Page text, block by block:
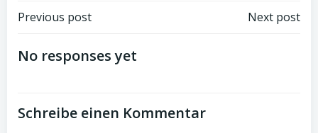
Beitragsnavigation
Previous post Next post
No responses yet
Schreibe einen Kommentar